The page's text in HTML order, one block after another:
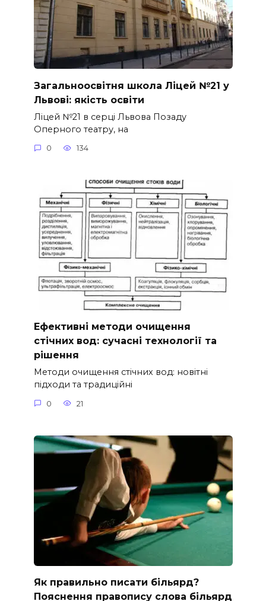
Загальноосвітня школа Ліцей №21 у
Львові: якість освіти
Ліцей №21 в серці Львова Позаду
Оперного театру, на
0 134
Ефективні методи очищення
стічних вод: сучасні технології та
рішення
Методи очищення стічних вод: новітні
підходи та традиційні
0 21
Як правильно писати більярд?
Пояснення правопису слова більярд